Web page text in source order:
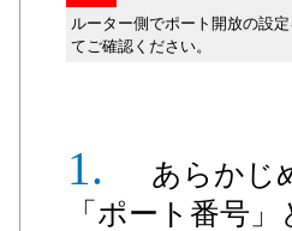
ルーター側でポート開放の設
てご確認ください。
あらかじ
「ポート番号